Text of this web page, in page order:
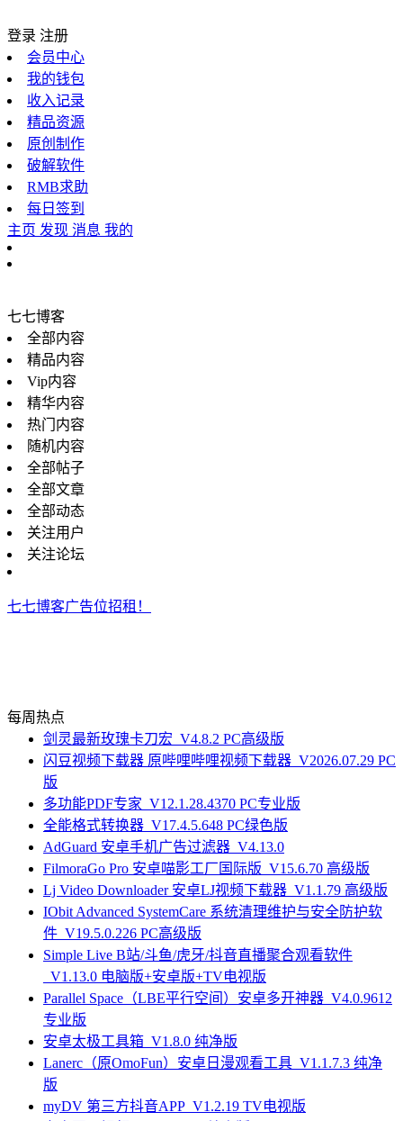
登录 注册
会员中心
我的钱包
收入记录
精品资源
原创制作
破解软件
RMB求助
每日签到
主页 发现 消息 我的
七七博客
全部内容
精品内容
Vip内容
精华内容
热门内容
随机内容
全部帖子
全部文章
全部动态
关注用户
关注论坛
七七博客广告位招租！
每周热点
剑灵最新玫瑰卡刀宏_V4.8.2 PC高级版
闪豆视频下载器 原哔哩哔哩视频下载器_V2026.07.29 PC
版
多功能PDF专家_V12.1.28.4370 PC专业版
全能格式转换器_V17.4.5.648 PC绿色版
AdGuard 安卓手机广告过滤器_V4.13.0
FilmoraGo Pro 安卓喵影工厂国际版_V15.6.70 高级版
Lj Video Downloader 安卓LJ视频下载器_V1.1.79 高级版
IObit Advanced SystemCare 系统清理维护与安全防护软
件_V19.5.0.226 PC高级版
Simple Live B站/斗鱼/虎牙/抖音直播聚合观看软件
_V1.13.0 电脑版+安卓版+TV电视版
Parallel Space（LBE平行空间）安卓多开神器_V4.0.9612
专业版
安卓太极工具箱_V1.8.0 纯净版
Lanerc（原OmoFun）安卓日漫观看工具_V1.1.7.3 纯净
版
myDV 第三方抖音APP_V1.2.19 TV电视版